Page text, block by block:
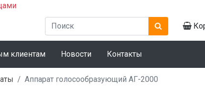
клиентам Новости Контакты
Аппарат голосообразующий АГ-2000